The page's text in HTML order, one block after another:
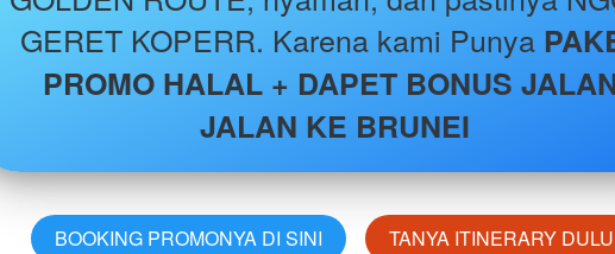
GERET KOPERR. Karena kami Punya
PROMO HALAL + DAPET BONUS
JALAN KE BRUNEI
`BOOKING PROMONYA DI SINI `
TANYA ITINERARY DULU